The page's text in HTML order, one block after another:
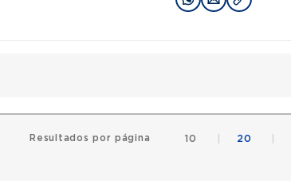
Resultados por página 10 20